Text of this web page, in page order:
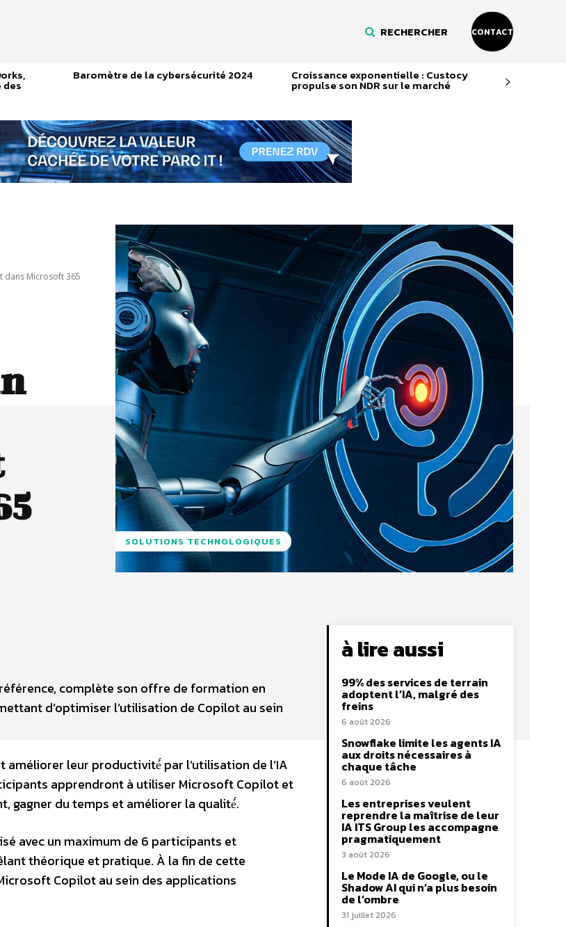
RECHERCHER CONTACT
Baromètre de la cybersécurité 2024 Croissance exponentielle : Custocy
propulse son NDR sur le marché
dans Microsoft 365
SOLUTIONS TECHNOLOGIQUES
complète son offre de formation en
d’optimiser l’utilisation de Copilot au sein
leur productivité́ par l’utilisation de l’IA
apprendront à utiliser Microsoft Copilot et
gagner du temps et améliorer la qualité́.
avec un maximum de 6 participants et
théorique et pratique. À la fin de cette
Copilot au sein des applications
à lire aussi
99% des services de terrain
adoptent l’IA, malgré des
freins
6 août 2026
Snowflake limite les agents IA
aux droits nécessaires à
chaque tâche
6 août 2026
Les entreprises veulent
reprendre la maîtrise de leur
IA ITS Group les accompagne
pragmatiquement
3 août 2026
Le Mode IA de Google, ou le
Shadow AI qui n’a plus besoin
de l’ombre
31 juillet 2026